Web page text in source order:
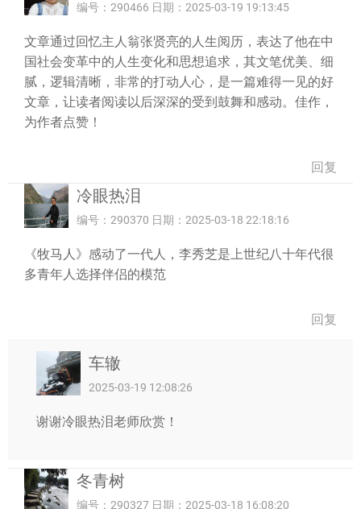
编号：290466 日期：2025-03-19 19:13:45
文章通过回忆主人翁张贤亮的人生阅历，表达了他在中
国社会变革中的人生变化和思想追求，其文笔优美、细
腻，逻辑清晰，非常的打动人心，是一篇难得一见的好
文章，让读者阅读以后深深的受到鼓舞和感动。佳作，
为作者点赞！
回复
冷眼热泪
编号：290370 日期：2025-03-18 22:18:16
《牧马人》感动了一代人，李秀芝是上世纪八十年代很
多青年人选择伴侣的模范
回复
车辙
2025-03-19 12:08:26
谢谢冷眼热泪老师欣赏！
冬青树
编号：290327 日期：2025-03-18 16:08:20